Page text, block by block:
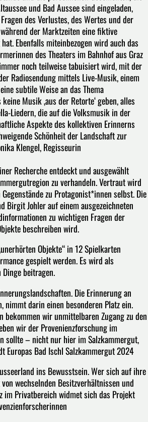
und Bad Aussee sind eingeladen,
des Verlustes, des Wertes und der
der Marktzeiten eine fiktive
Ebenfalls miteinbezogen wird auch das
des Theaters im Bahnhof aus Graz
noch teilweise tabuisiert wird, mit der
Radiosendung mittels Live-Musik, einem
subtile Weise an das Thema
Musik ‚aus der Retorte‘ geben, alles
Liedern, die auf die Volksmusik in der
Aspekte des kollektiven Erinnerns
Schönheit der Landschaft zur
Klengel, Regisseurin
Recherche entdeckt und ausgewählt
zu verhandeln. Vertraut wird
zu Protagonist*innen selbst. Die
Birgit Johler auf einem ausgezeichneten
zu wichtigen Fragen der
beschreiben wird.
Objekte“ in 12 Spielkarten
gespielt werden. Es wird als
beitragen.
Die Erinnerung an
nimmt darin einen besonderen Platz ein.
wir unmittelbaren Zugang zu den
wir der Provenienzforschung im
sollte – nicht nur hier im Salzkammergut,
Europas Bad Ischl Salzkammergut 2024
ins Bewusstsein. Wer sich auf ihre
wechselnden Besitzverhältnissen und
im Privatbereich widmet sich das Projekt